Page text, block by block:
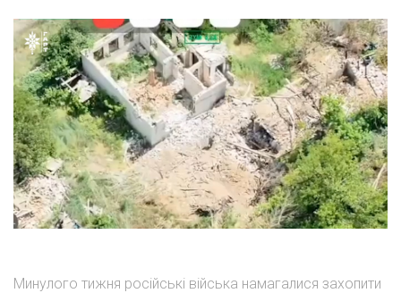
Минулого тижня російські війська намагалися захопити